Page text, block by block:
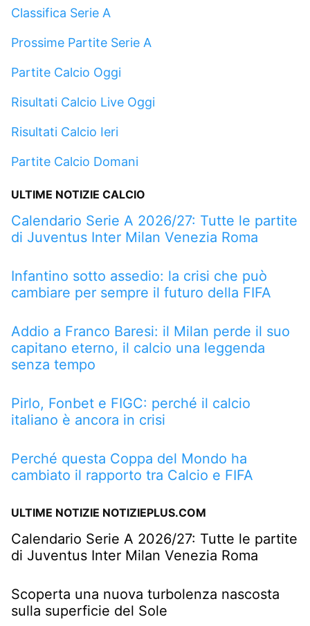
Classifica Serie A
Prossime Partite Serie A
Partite Calcio Oggi
Risultati Calcio Live Oggi
Risultati Calcio Ieri
Partite Calcio Domani
ULTIME NOTIZIE CALCIO
Calendario Serie A 2026/27: Tutte le partite
di Juventus Inter Milan Venezia Roma
Infantino sotto assedio: la crisi che può
cambiare per sempre il futuro della FIFA
Addio a Franco Baresi: il Milan perde il suo
capitano eterno, il calcio una leggenda
senza tempo
Pirlo, Fonbet e FIGC: perché il calcio
italiano è ancora in crisi
Perché questa Coppa del Mondo ha
cambiato il rapporto tra Calcio e FIFA
ULTIME NOTIZIE NOTIZIEPLUS.COM
Calendario Serie A 2026/27: Tutte le partite
di Juventus Inter Milan Venezia Roma
Scoperta una nuova turbolenza nascosta
sulla superficie del Sole